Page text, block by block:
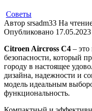
Советы
Автор srsadm33 На
Опубликовано 17.05.2023
Citroen Aircross C4 –
безопасности, который
городу в настоящее
дизайна, надежности и
модель идеальным
функциональность.